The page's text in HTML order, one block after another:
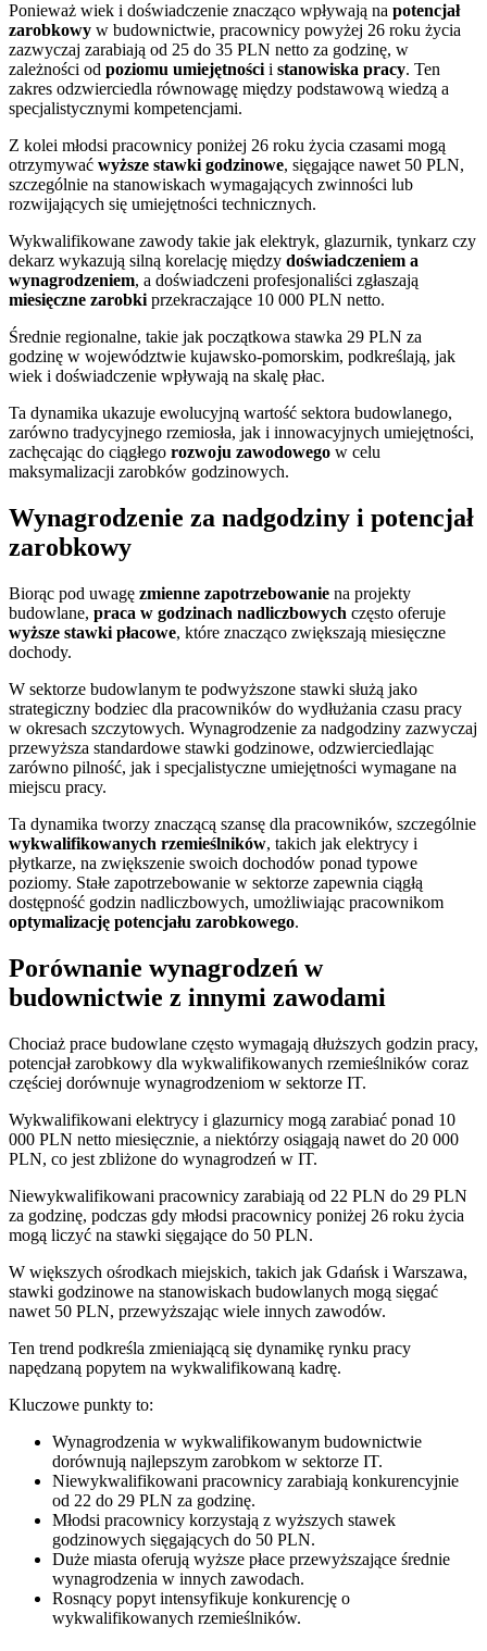
Ponieważ wiek i doświadczenie znacząco wpływają na potencjał
zarobkowy w budownictwie, pracownicy powyżej 26 roku życia
zazwyczaj zarabiają od 25 do 35 PLN netto za godzinę, w
zależności od poziomu umiejętności i stanowiska pracy. Ten
zakres odzwierciedla równowagę między podstawową wiedzą a
specjalistycznymi kompetencjami.
Z kolei młodsi pracownicy poniżej 26 roku życia czasami mogą
otrzymywać wyższe stawki godzinowe, sięgające nawet 50 PLN,
szczególnie na stanowiskach wymagających zwinności lub
rozwijających się umiejętności technicznych.
Wykwalifikowane zawody takie jak elektryk, glazurnik, tynkarz czy
dekarz wykazują silną korelację między doświadczeniem a
wynagrodzeniem, a doświadczeni profesjonaliści zgłaszają
miesięczne zarobki przekraczające 10 000 PLN netto.
Średnie regionalne, takie jak początkowa stawka 29 PLN za
godzinę w województwie kujawsko-pomorskim, podkreślają, jak
wiek i doświadczenie wpływają na skalę płac.
Ta dynamika ukazuje ewolucyjną wartość sektora budowlanego,
zarówno tradycyjnego rzemiosła, jak i innowacyjnych umiejętności,
zachęcając do ciągłego rozwoju zawodowego w celu
maksymalizacji zarobków godzinowych.
Wynagrodzenie za nadgodziny i potencjał
zarobkowy
Biorąc pod uwagę zmienne zapotrzebowanie na projekty
budowlane, praca w godzinach nadliczbowych często oferuje
wyższe stawki płacowe, które znacząco zwiększają miesięczne
dochody.
W sektorze budowlanym te podwyższone stawki służą jako
strategiczny bodziec dla pracowników do wydłużania czasu pracy
w okresach szczytowych. Wynagrodzenie za nadgodziny zazwyczaj
przewyższa standardowe stawki godzinowe, odzwierciedlając
zarówno pilność, jak i specjalistyczne umiejętności wymagane na
miejscu pracy.
Ta dynamika tworzy znaczącą szansę dla pracowników, szczególnie
wykwalifikowanych rzemieślników, takich jak elektrycy i
płytkarze, na zwiększenie swoich dochodów ponad typowe
poziomy. Stałe zapotrzebowanie w sektorze zapewnia ciągłą
dostępność godzin nadliczbowych, umożliwiając pracownikom
optymalizację potencjału zarobkowego.
Porównanie wynagrodzeń w
budownictwie z innymi zawodami
Chociaż prace budowlane często wymagają dłuższych godzin pracy,
potencjał zarobkowy dla wykwalifikowanych rzemieślników coraz
częściej dorównuje wynagrodzeniom w sektorze IT.
Wykwalifikowani elektrycy i glazurnicy mogą zarabiać ponad 10
000 PLN netto miesięcznie, a niektórzy osiągają nawet do 20 000
PLN, co jest zbliżone do wynagrodzeń w IT.
Niewykwalifikowani pracownicy zarabiają od 22 PLN do 29 PLN
za godzinę, podczas gdy młodsi pracownicy poniżej 26 roku życia
mogą liczyć na stawki sięgające do 50 PLN.
W większych ośrodkach miejskich, takich jak Gdańsk i Warszawa,
stawki godzinowe na stanowiskach budowlanych mogą sięgać
nawet 50 PLN, przewyższając wiele innych zawodów.
Ten trend podkreśla zmieniającą się dynamikę rynku pracy
napędzaną popytem na wykwalifikowaną kadrę.
Kluczowe punkty to:
Wynagrodzenia w wykwalifikowanym budownictwie
dorównują najlepszym zarobkom w sektorze IT.
Niewykwalifikowani pracownicy zarabiają konkurencyjnie
od 22 do 29 PLN za godzinę.
Młodsi pracownicy korzystają z wyższych stawek
godzinowych sięgających do 50 PLN.
Duże miasta oferują wyższe płace przewyższające średnie
wynagrodzenia w innych zawodach.
Rosnący popyt intensyfikuje konkurencję o
wykwalifikowanych rzemieślników.